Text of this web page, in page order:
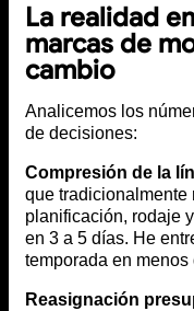
La realidad
marcas de
cambio
Analicemos los
de decisiones:
Compresión de la
que tradicionalmente
planificación, rodaje
en 3 a 5 días. He
temporada en
Reasignación